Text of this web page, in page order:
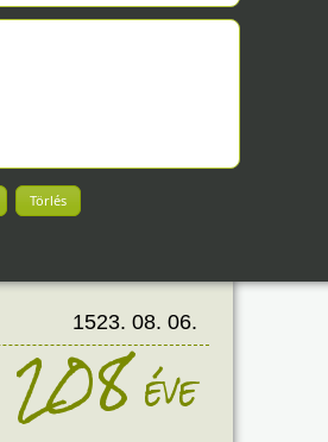
35
503
1523. 08. 06.
208éve
Törlés